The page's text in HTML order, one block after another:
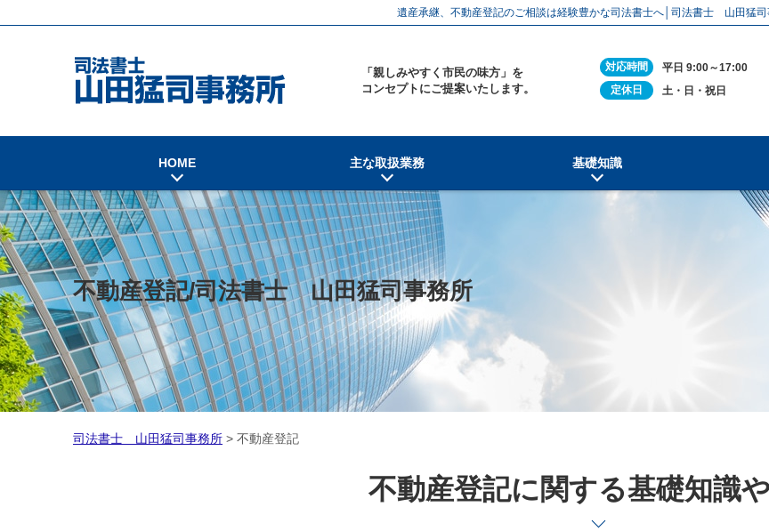
遺産承継、不動産登記のご相談は経験豊かな司法書士へ│司法書士 山田猛司
「親しみやすく市民の味方」を
コンセプトにご提案いたします。
対応時間
平日 9:00～17:00
定休日
土・日・祝日
HOME 主な取扱業務 基礎知識
不動産登記/司法書士 山田猛司事務所
司法書士 山田猛司事務所 > 不動産登記
不動産登記に関する基礎知識